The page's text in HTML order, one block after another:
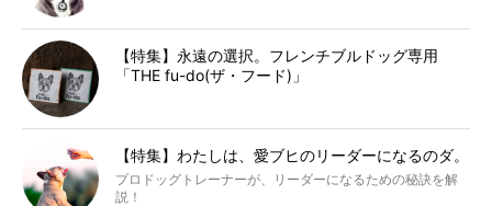
【特集】永遠の選択。フレンチブルドッグ専用
「THE fu-do(ザ・フード)」
【特集】わたしは、愛ブヒのリーダーになるのダ。
プロドッグトレーナーが、リーダーになるための秘訣を解
説！